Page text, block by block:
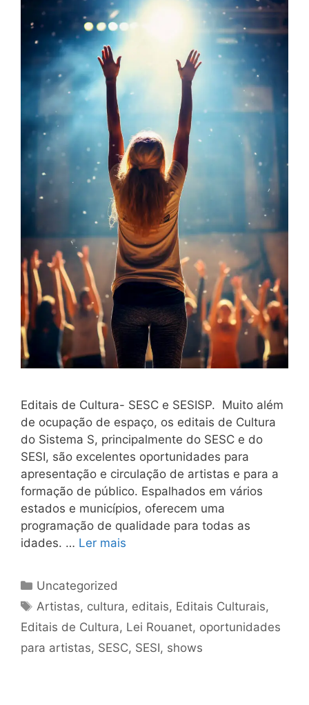
Editais de Cultura- SESC e SESISP. Muito além
de ocupação de espaço, os editais de Cultura
do Sistema S, principalmente do SESC e do
SESI, são excelentes oportunidades para
apresentação e circulação de artistas e para a
formação de público. Espalhados em vários
estados e municípios, oferecem uma
programação de qualidade para todas as
idades. … Ler mais
Uncategorized
Artistas, cultura, editais, Editais Culturais,
Editais de Cultura, Lei Rouanet, oportunidades
para artistas, SESC, SESI, shows